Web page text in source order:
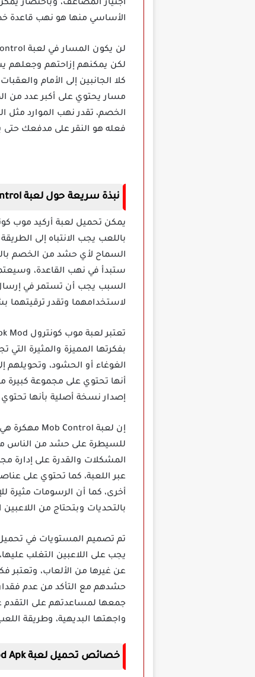
اجتياز المضاعف، وباختصار
الأساسي منها هو نهب
لكن يمكنهم إزاحتهم وجعلهم
كلا الجانبين إلى الأمام
مسار يحتوي على أكبر عدد من
الخصم، تقدر نهب الموارد مثل
فعله هو النقر على مدفعك حتى
نبذة سريعة حول لعبة Mob Control مهكرة برابط مباشر
باللعب يجب الانتباه إلى
السماح لأي حشد من الخصم
ستبدأ في نهب القاعدة،
السبب يجب أن تستمر في
لاستخدامهما وتقدر ترقيتهما
بفكرتها المميزة والمثيرة
الغوغاء أو الحشود، وتحويلهم
إصدار نسخة أصلية بأنها
إن لعبة Mob Control مهكرة هي
للسيطرة على حشد من الناس من
المشكلات والقدرة على إدارة
عبر اللعبة، كما تحتوي على
أخرى، كما أن الرسومات مثيرة
بالتحديات وبتحتاج من
يجب على اللاعبين التغلب
عن غيرها من الألعاب، وتعتبر
حشدهم مع التأكد من عدم
جمعها لمساعدتهم على التقدم
واجهتها البديهية، وطريقة
خصائص تحميل لعبة Mob Control Mod Apk مهكرة برابط مباشر